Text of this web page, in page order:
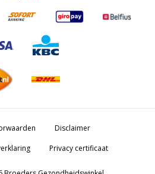
Disclaimer
Privacy certificaat